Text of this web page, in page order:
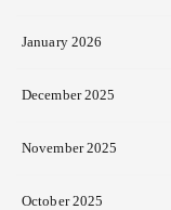
January 2026
December 2025
November 2025
October 2025